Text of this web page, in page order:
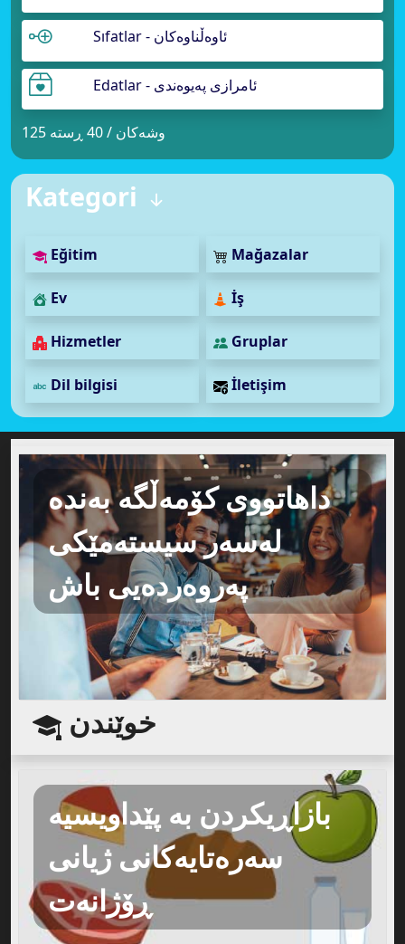
Sıfatlar - ئاوەڵناوەکان
Edatlar - ئامرازی پەیوەندی
125 وشەکان / 40 ڕستە
Kategori
Eğitim Mağazalar
Ev İş
Hizmetler Gruplar
Dil bilgisi İletişim
داهاتووی کۆمەڵگە بەندە
لەسەر سیستەمێکی
پەروەردەیی باش
خوێندن
بازاڕیکردن بە پێداویسیە
سەرەتایەکانی ژیانی
ڕۆژانەت